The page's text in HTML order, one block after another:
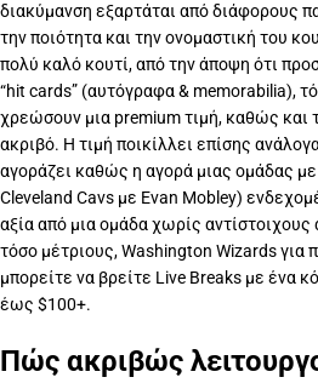
διακύμανση εξαρτάται από διάφορους
την ποιότητα και την ονομαστική του
πολύ καλό κουτί, από την άποψη ότι
“hit cards” (αυτόγραφα & memorabilia),
χρεώσουν μια premium τιμή, καθώς και
ακριβό. Η τιμή ποικίλλει επίσης
αγοράζει καθώς η αγορά μιας ομάδας
Cleveland Cavs με Evan Mobley)
αξία από μια ομάδα χωρίς
τόσο μέτριους, Washington Wizards για
μπορείτε να βρείτε Live Breaks με ένα
έως $100+.
Πώς ακριβώς